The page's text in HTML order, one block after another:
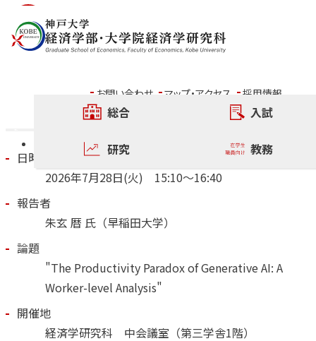
お問い合わせ マップ・アクセス 採用情報
総合 入試
研究 教務
2026年7月28日開催 六甲
その他の六甲フォーラム
日時
2026年7月28日(火)
15:10～16:40
報告者
朱玄 暦 氏（早稲田大学）
論題
"The Productivity Paradox of Generative AI: A
Worker-level Analysis"
開催地
経済学研究科 中会議室（第三学舎1階）